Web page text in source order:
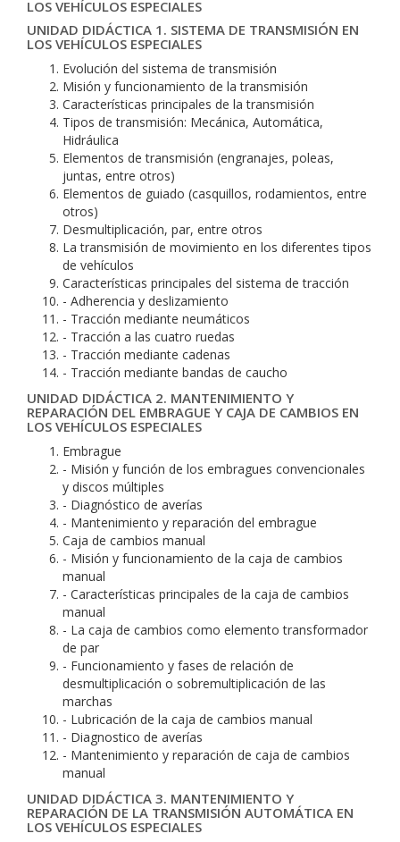
LOS VEHÍCULOS ESPECIALES
UNIDAD DIDÁCTICA 1. SISTEMA DE TRANSMISIÓN EN
LOS VEHÍCULOS ESPECIALES
Evolución del sistema de transmisión
Misión y funcionamiento de la transmisión
Características principales de la transmisión
Tipos de transmisión: Mecánica, Automática,
Hidráulica
Elementos de transmisión (engranajes, poleas,
juntas, entre otros)
Elementos de guiado (casquillos, rodamientos, entre
otros)
Desmultiplicación, par, entre otros
La transmisión de movimiento en los diferentes tipos
de vehículos
Características principales del sistema de tracción
- Adherencia y deslizamiento
- Tracción mediante neumáticos
- Tracción a las cuatro ruedas
- Tracción mediante cadenas
- Tracción mediante bandas de caucho
UNIDAD DIDÁCTICA 2. MANTENIMIENTO Y
REPARACIÓN DEL EMBRAGUE Y CAJA DE CAMBIOS EN
LOS VEHÍCULOS ESPECIALES
Embrague
- Misión y función de los embragues convencionales
y discos múltiples
- Diagnóstico de averías
- Mantenimiento y reparación del embrague
Caja de cambios manual
- Misión y funcionamiento de la caja de cambios
manual
- Características principales de la caja de cambios
manual
- La caja de cambios como elemento transformador
de par
- Funcionamiento y fases de relación de
desmultiplicación o sobremultiplicación de las
marchas
- Lubricación de la caja de cambios manual
- Diagnostico de averías
- Mantenimiento y reparación de caja de cambios
manual
UNIDAD DIDÁCTICA 3. MANTENIMIENTO Y
REPARACIÓN DE LA TRANSMISIÓN AUTOMÁTICA EN
LOS VEHÍCULOS ESPECIALES